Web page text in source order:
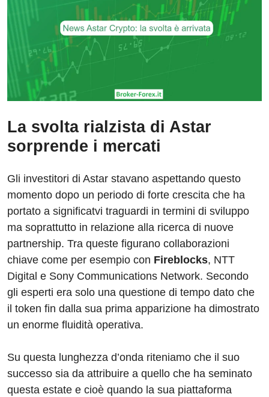
La svolta rialzista di Astar
sorprende i mercati
Gli investitori di Astar stavano aspettando questo
momento dopo un periodo di forte crescita che ha
portato a significatvi traguardi in termini di sviluppo
ma soprattutto in relazione alla ricerca di nuove
partnership. Tra queste figurano collaborazioni
chiave come per esempio con Fireblocks, NTT
Digital e Sony Communications Network. Secondo
gli esperti era solo una questione di tempo dato che
il token fin dalla sua prima apparizione ha dimostrato
un enorme fluidità operativa.
Su questa lunghezza d’onda riteniamo che il suo
successo sia da attribuire a quello che ha seminato
questa estate e cioè quando la sua piattaforma